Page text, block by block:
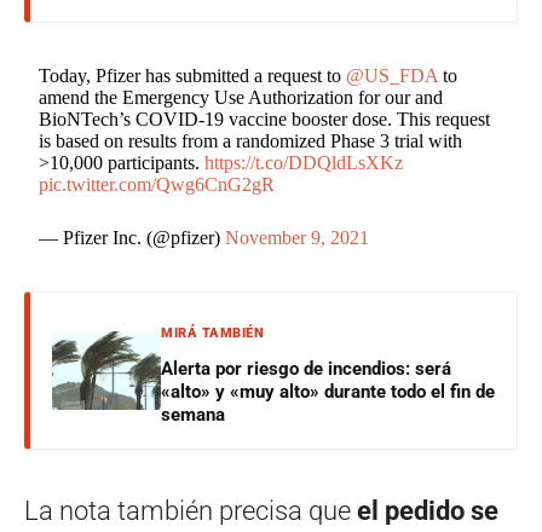
Today, Pfizer has submitted a request to @US_FDA to
amend the Emergency Use Authorization for our and
BioNTech’s COVID-19 vaccine booster dose. This request
is based on results from a randomized Phase 3 trial with
>10,000 participants.https://t.co/DDQldLsXKz
pic.twitter.com/Qwg6CnG2gR
— Pfizer Inc. (@pfizer)November 9, 2021
MIRÁ TAMBIÉN
Alerta por riesgo de incendios: será
«alto» y «muy alto» durante todo el fin de
semana
La nota también precisa que el pedido se